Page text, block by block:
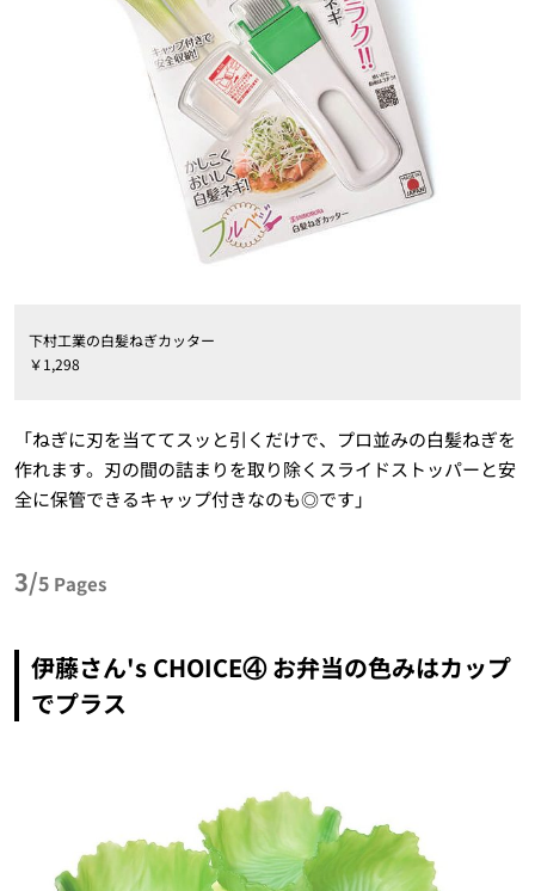
下村工業の白髪ねぎカッター
￥1,298
「ねぎに刃を当ててスッと引くだけで、プロ並みの白髪ねぎを
作れます。刃の間の詰まりを取り除くスライドストッパーと安
全に保管できるキャップ付きなのも◎です」
3/5 Pages
伊藤さん's CHOICE④ お弁当の色みはカップ
でプラス